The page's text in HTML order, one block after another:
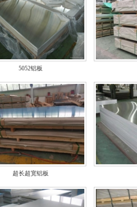
5052铝板
超长超宽铝板